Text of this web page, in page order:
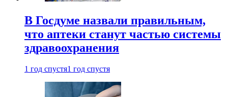
В Госдуме назвали правильным,
что аптеки станут частью системы
здравоохранения
1 год спустя1 год спустя